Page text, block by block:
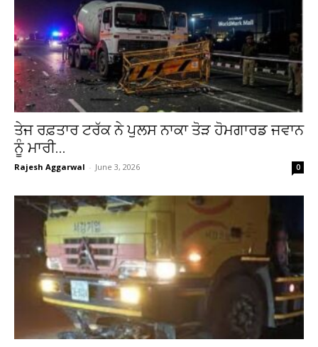
ਤੇਜ ਰਫ਼ਤਾਰ ਟਰੱਕ ਨੇ ਪੁਲਸ ਨਾਕਾ ਤੋੜ ਹੋਮਗਾਰਡ ਜਵਾਨ
ਨੂੰ ਮਾਰੀ...
Rajesh Aggarwal - June 3, 2026 0